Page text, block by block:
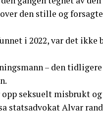
den stille og forsagte
i 2022, var det ikke
– den tidligere
seksuelt misbrukt
statsadvokat Alvar